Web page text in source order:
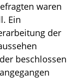
waren
Ein
der
beschlossen